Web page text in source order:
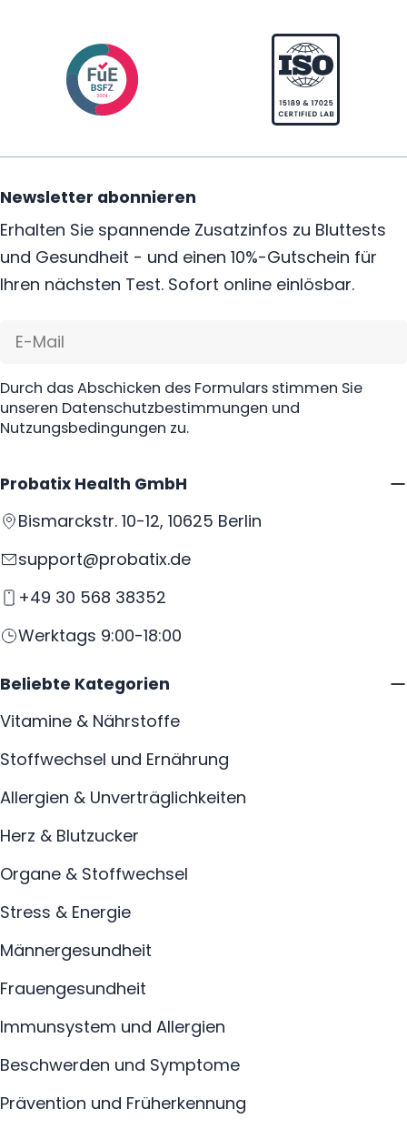
Probatix Health GmbH
Bismarckstr. 10-12, 10625 Berlin
support@probatix.de
+49 30 568 38352
Werktags 9:00-18:00
Beliebte Kategorien
Vitamine & Nährstoffe
Stoffwechsel und Ernährung
Allergien & Unverträglichkeiten
Herz & Blutzucker
Organe & Stoffwechsel
Stress & Energie
Männergesundheit
Frauengesundheit
Immunsystem und Allergien
Beschwerden und Symptome
Prävention und Früherkennung
Newsletter abonnieren
Erhalten Sie spannende Zusatzinfos zu Bluttests
und Gesundheit - und einen 10%-Gutschein für
Ihren nächsten Test. Sofort online einlösbar.
Durch das Abschicken des Formulars stimmen Sie
unseren Datenschutzbestimmungen und
Nutzungsbedingungen zu.